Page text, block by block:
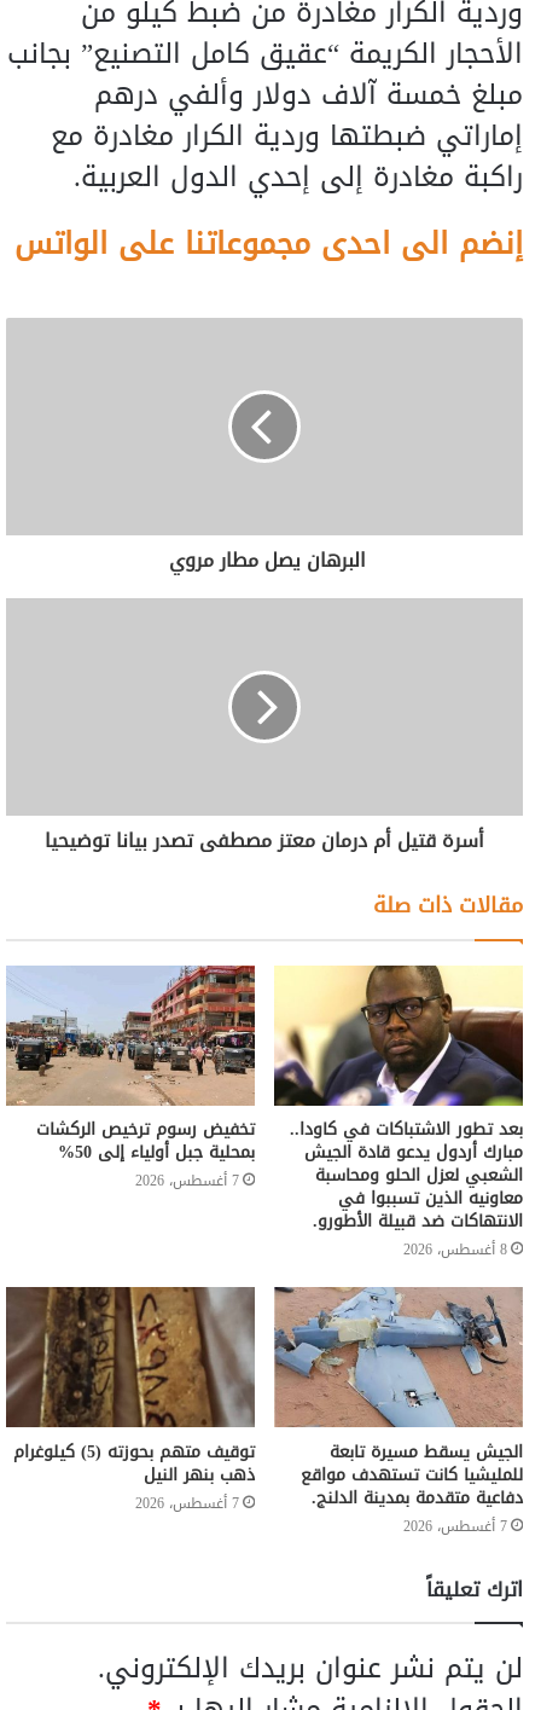
وردية الكرار مغادرة من ضبط كيلو من
الأحجار الكريمة “عقيق كامل التصنيع” بجانب
مبلغ خمسة آلاف دولار وألفي درهم
إماراتي ضبطتها وردية الكرار مغادرة مع
راكبة مغادرة إلى إحدي الدول العربية.
إنضم الى احدى مجموعاتنا على الواتس
البرهان يصل مطار مروي
أسرة قتيل أم درمان معتز مصطفى تصدر بيانا توضيحيا
مقالات ذات صلة
بعد تطور الاشتباكات في كاودا..
مبارك أردول يدعو قادة الجيش
الشعبي لعزل الحلو ومحاسبة
معاونيه الذين تسببوا في
الانتهاكات ضد قبيلة الأطورو.
8 أغسطس، 2026
تخفيض رسوم ترخيص الركشات
بمحلية جبل أولياء إلى 50%
7 أغسطس، 2026
الجيش يسقط مسيرة تابعة
للمليشيا كانت تستهدف مواقع
دفاعية متقدمة بمدينة الدلنج.
7 أغسطس، 2026
توقيف متهم بحوزته (5) كيلوغرام
ذهب بنهر النيل
7 أغسطس، 2026
اترك تعليقاً
لن يتم نشر عنوان بريدك الإلكتروني.